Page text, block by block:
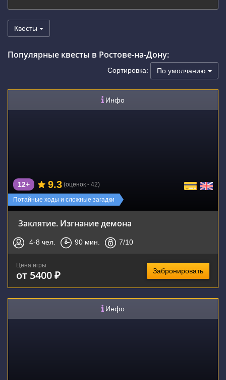
Квесты
Популярные квесты в Ростове-на-Дону:
Сортировка: По умолчанию
Инфо
Потайные ходы и сложные загадки
12+ 9.3 (оценок - 42)
Заклятие. Изгнание демона
4-8 чел. 90 мин. 7/10
Цена игры
от 5400 ₽ Забронировать
Инфо